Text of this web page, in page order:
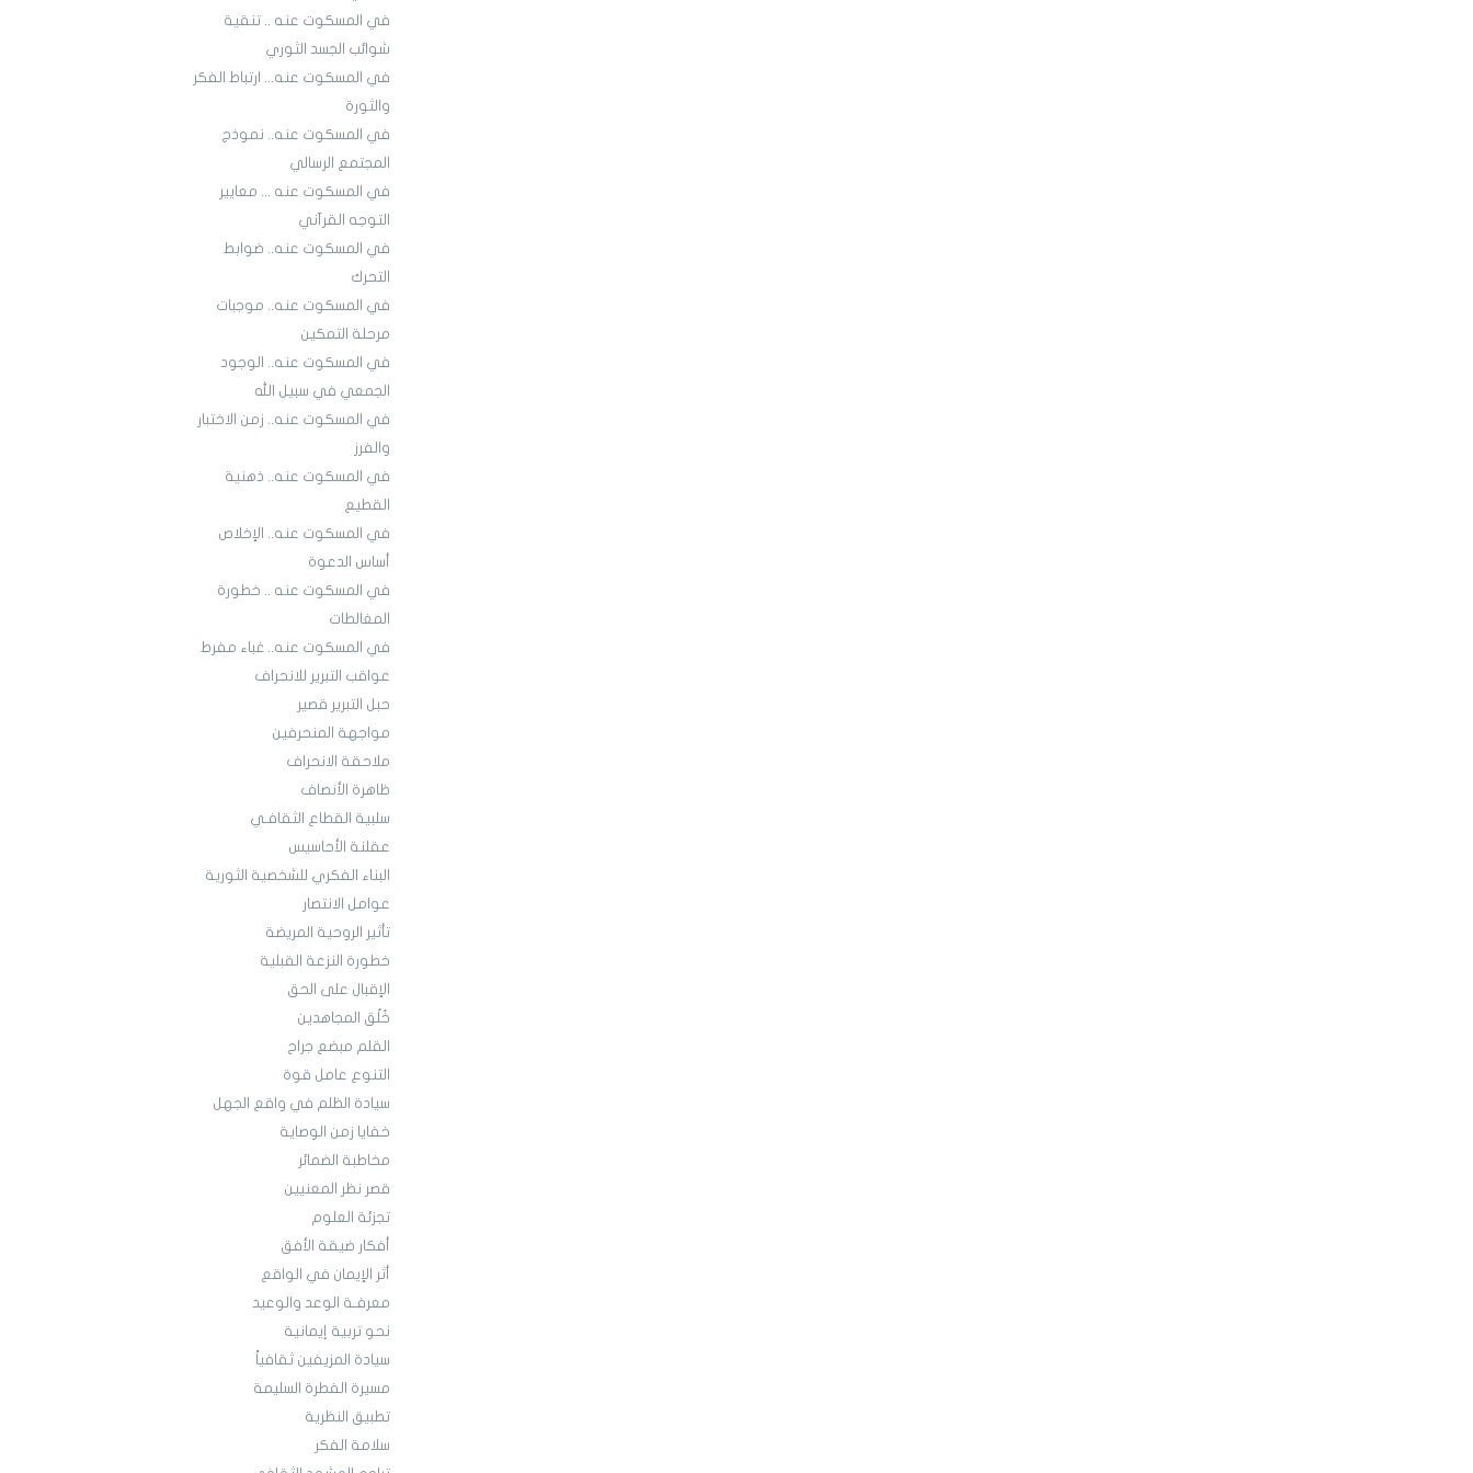
في المسكوت عنه .. تنقية
شوائب الجسد الثوري
في المسكوت عنه... ارتباط الفكر
والثورة
في المسكوت عنه.. نموذج
المجتمع الرسالي
في المسكوت عنه ... معايير
التوجه القرآني
في المسكوت عنه.. ضوابط
التحرك
في المسكوت عنه.. موجبات
مرحلة التمكين
في المسكوت عنه.. الوجود
الجمعي في سبيل الله
في المسكوت عنه.. زمن الاختبار
والفرز
في المسكوت عنه.. ذهنية
القطيع
في المسكوت عنه.. الإخلاص
أساس الدعوة
في المسكوت عنه .. خطورة
المغالطات
في المسكوت عنه.. غباء مفرط
عواقب التبرير للانحراف
حبل التبرير قصير
مواجهة المنحرفين
ملاحقة الانحراف
ظاهرة الأنصاف
سلبية القطاع الثقافـي
عقلنة الأحاسيس
البناء الفكري للشخصية الثورية
عوامل الانتصار
تأثير الروحية المريضة
خطورة النزعة القبلية
الإقبال على الحق
خُلُق المجاهدين
القلم مبضع جراح
التنوع عامل قوة
سيادة الظلم في واقع الجهل
خفايا زمن الوصاية
مخاطبة الضمائر
قصر نظر المعنيين
تجزئة العلوم
أفكار ضيقة الأفق
أثر الإيمان في الواقع
معرفـة الوعد والوعيد
نحو تربية إيمانية
سيادة المزيفين ثقافياً
مسيرة الفطرة السليمة
تطبيق النظرية
سلامة الفكر